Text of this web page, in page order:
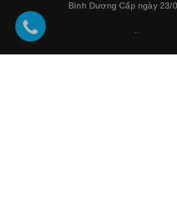
Bình Dương Cấp ngày 23/